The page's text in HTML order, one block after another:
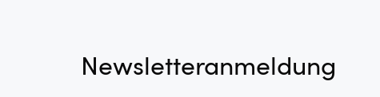
Newsletteranmeldung